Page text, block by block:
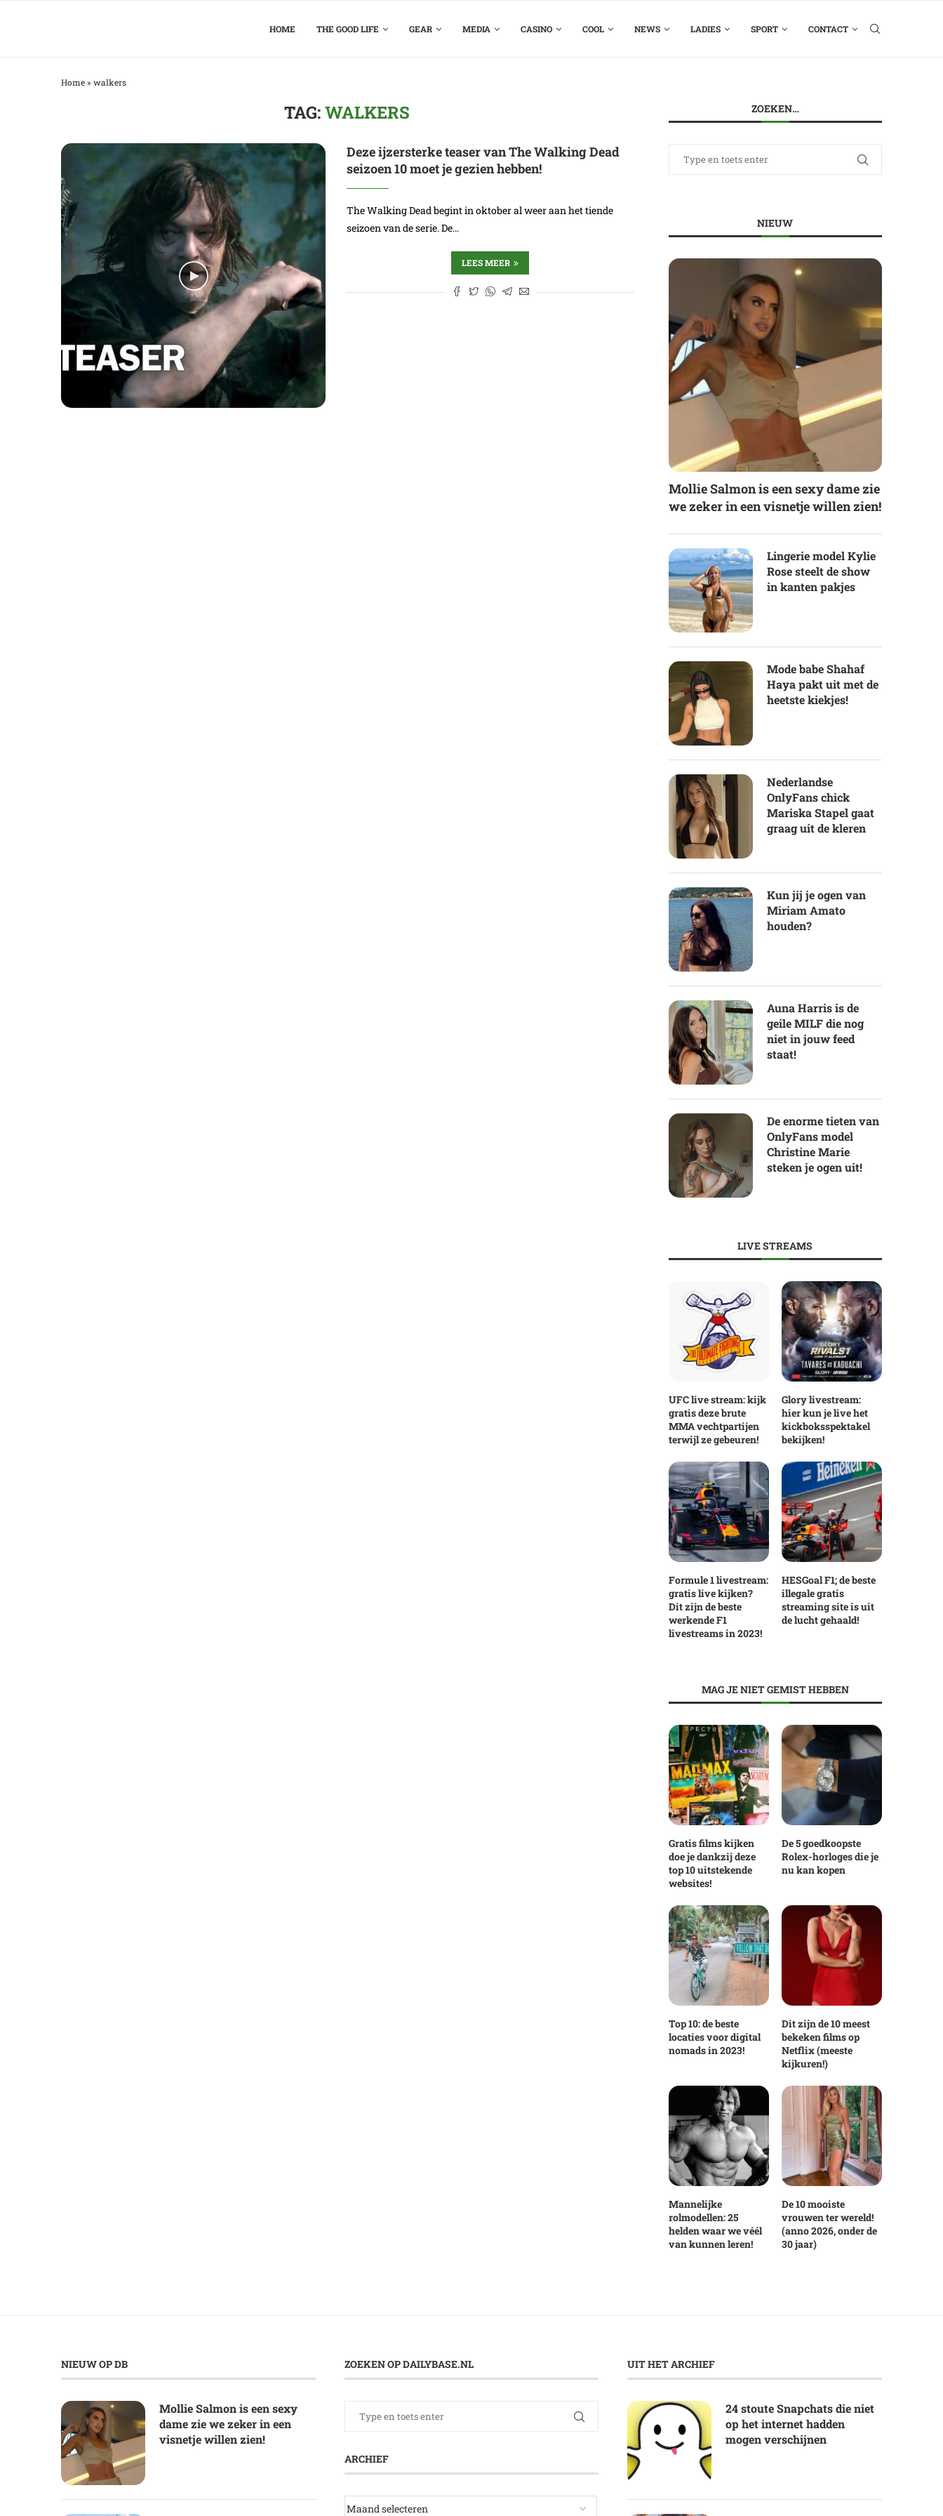
HOME THE GOOD LIFE GEAR MEDIA CASINO COOL NEWS LADIES SPORT CONTACT
Home» walkers
TAG:WALKERS
Deze ijzersterke teaser van The Walking Dead
seizoen 10 moet je gezien hebben!
The Walking Dead begint in oktober al weer aan het tiende
seizoen van de serie. De…
LEES MEER
ZOEKEN…
NIEUW
Mollie Salmon is een sexy dame zie
we zeker in een visnetje willen zien!
Lingerie model Kylie
Rose steelt de show
in kanten pakjes
Mode babe Shahaf
Haya pakt uit met de
heetste kiekjes!
Nederlandse
OnlyFans chick
Mariska Stapel gaat
graag uit de kleren
Kun jij je ogen van
Miriam Amato
houden?
Auna Harris is de
geile MILF die nog
niet in jouw feed
staat!
De enorme tieten van
OnlyFans model
Christine Marie
steken je ogen uit!
LIVE STREAMS
UFC live stream: kijk
gratis deze brute
MMA vechtpartijen
terwijl ze gebeuren!
Glory livestream:
hier kun je live het
kickboksspektakel
bekijken!
Formule 1 livestream:
gratis live kijken?
Dit zijn de beste
werkende F1
livestreams in 2023!
HESGoal F1; de beste
illegale gratis
streaming site is uit
de lucht gehaald!
MAG JE NIET GEMIST HEBBEN
Gratis films kijken
doe je dankzij deze
top 10 uitstekende
websites!
De 5 goedkoopste
Rolex-horloges die je
nu kan kopen
Top 10: de beste
locaties voor digital
nomads in 2023!
Dit zijn de 10 meest
bekeken films op
Netflix (meeste
kijkuren!)
Mannelijke
rolmodellen: 25
helden waar we véél
van kunnen leren!
De 10 mooiste
vrouwen ter wereld!
(anno 2026, onder de
30 jaar)
NIEUW OP DB
Mollie Salmon is een sexy
dame zie we zeker in een
visnetje willen zien!
ZOEKEN OP DAILYBASE.NL
ARCHIEF
UIT HET ARCHIEF
24 stoute Snapchats die niet
op het internet hadden
mogen verschijnen